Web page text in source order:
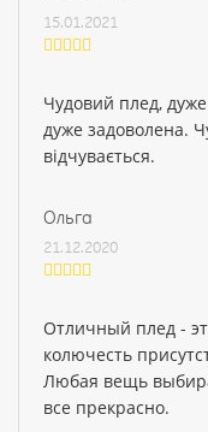
15.01.2021
Чудовий плед,
дуже задоволена.
відчувається.
Ольга
21.12.2020
Отличный плед -
колючесть
Любая вещь
все прекрасно.